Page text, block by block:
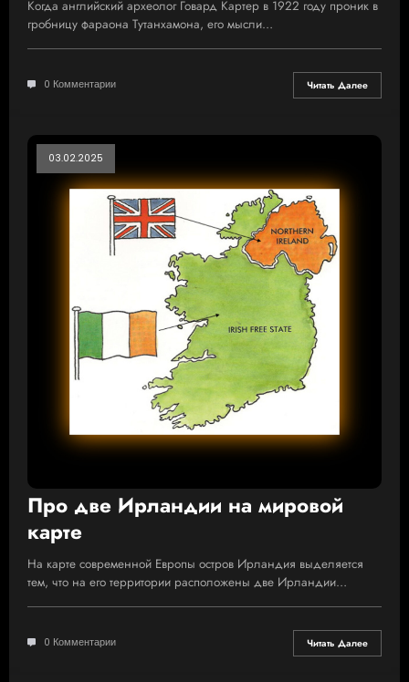
Когда английский археолог Говард Картер в 1922 году проник в
гробницу фараона Тутанхамона, его мысли…
0 Комментарии Читать Далее
03.02.2025
Про две Ирландии на мировой
карте
На карте современной Европы остров Ирландия выделяется
тем, что на его территории расположены две Ирландии…
0 Комментарии Читать Далее